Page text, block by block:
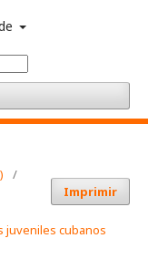
/
Imprimir
juveniles cubanos